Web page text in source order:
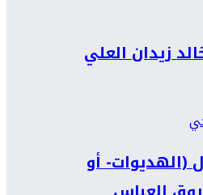
زيدان العلي
(الهديوات- أو